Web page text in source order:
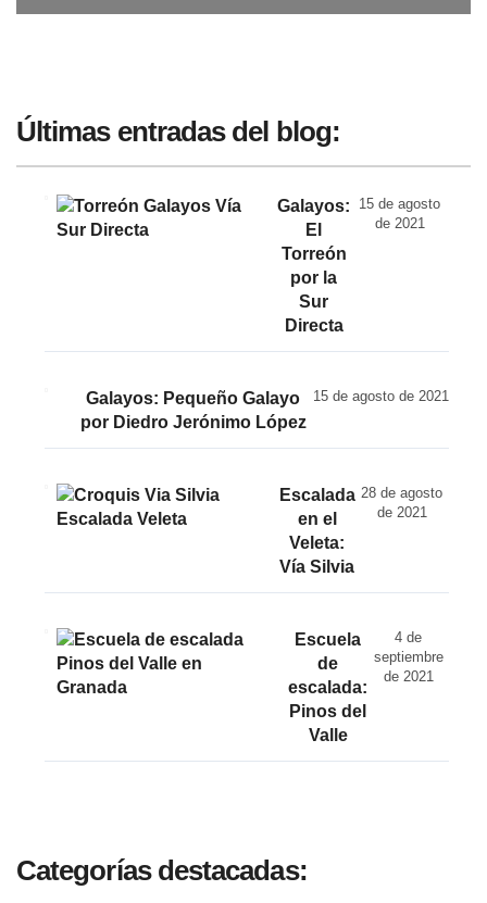
Últimas entradas del blog:
Galayos:
El
Torreón
por la
Sur
Directa
15 de agosto
de 2021
Galayos: Pequeño Galayo
por Diedro Jerónimo López
15 de agosto de 2021
Escalada
en el
Veleta:
Vía Silvia
28 de agosto
de 2021
Escuela
de
escalada:
Pinos del
Valle
4 de
septiembre
de 2021
Categorías destacadas: